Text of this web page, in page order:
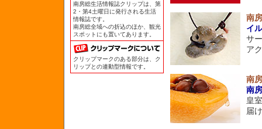
南房総生活情報誌クリップは、第
2・第4土曜日に発行される生活
情報誌です。
南房総全域への折込のほか、観光
スポットにも置いてあります。
クリップマークのある部分は、ク
リップとの連動型情報です。
南
イ
サ
ア
南
南
皇
届